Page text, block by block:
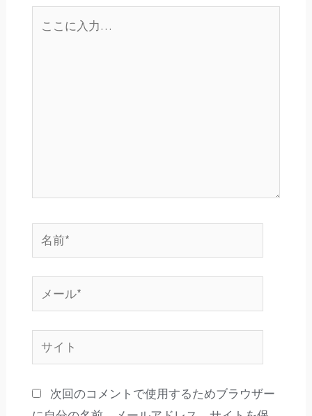
前
*
ー
ル
イ
次回のコメントで使用するためブラウザー